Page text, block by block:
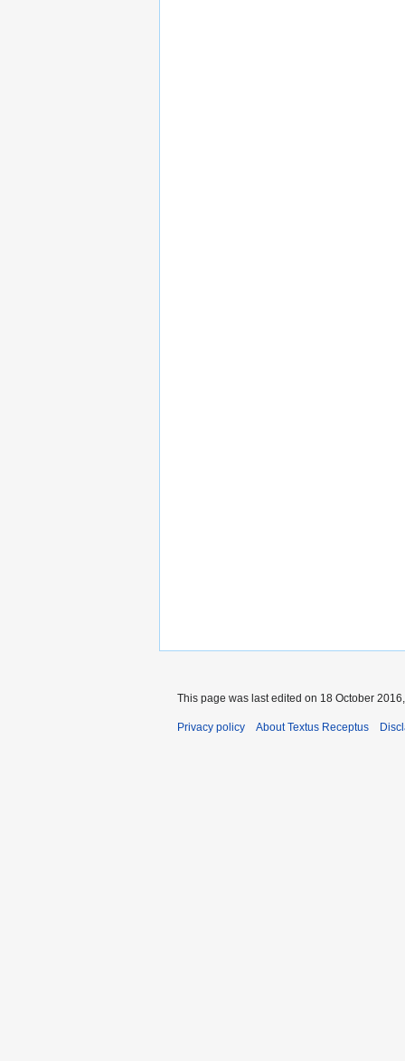
This page was last edited on 18 October
Privacy policy About Textus Receptus